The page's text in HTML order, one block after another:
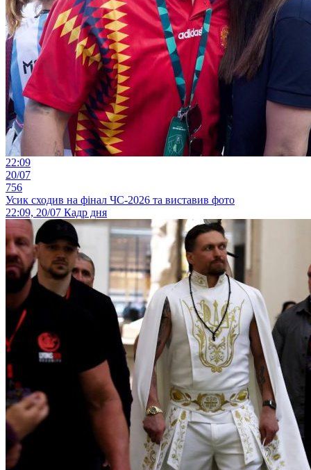
22:09
20/07
756
Усик сходив на фінал ЧС-2026 та виставив фото
22:09, 20/07 Кадр дня